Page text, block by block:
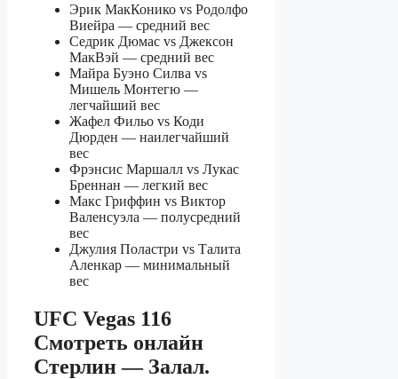
Эрик МакКонико vs Родолфо
Виейра — средний вес
Седрик Дюмас vs Джексон
МакВэй — средний вес
Майра Буэно Силва vs
Мишель Монтегю —
легчайший вес
Жафел Фильо vs Коди
Дюрден — наилегчайший
вес
Фрэнсис Маршалл vs Лукас
Бреннан — легкий вес
Макс Гриффин vs Виктор
Валенсуэла — полусредний
вес
Джулия Поластри vs Талита
Аленкар — минимальный
вес
UFC Vegas 116
Смотреть онлайн
Стерлин — Залал.